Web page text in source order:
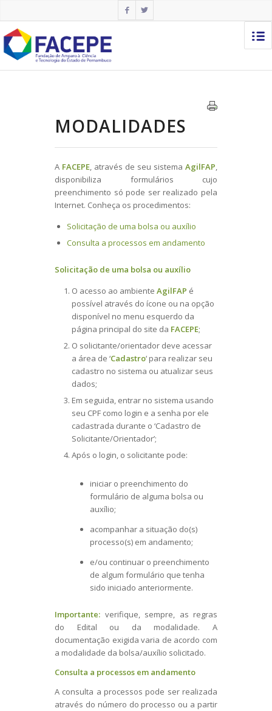
MODALIDADES
A FACEPE, através de seu sistema AgilFAP,
disponibiliza formulários cujo
preenchimento só pode ser realizado pela
Internet. Conheça os procedimentos:
Solicitação de uma bolsa ou auxílio
Consulta a processos em andamento
Solicitação de uma bolsa ou auxílio
O acesso ao ambiente AgilFAP é
possível através do ícone ou na opção
disponível no menu esquerdo da
página principal do site da FACEPE;
O solicitante/orientador deve acessar
a área de ‘Cadastro‘ para realizar seu
cadastro no sistema ou atualizar seus
dados;
Em seguida, entrar no sistema usando
seu CPF como login e a senha por ele
cadastrada durante o ‘Cadastro de
Solicitante/Orientador’;
Após o login, o solicitante pode:
iniciar o preenchimento do
formulário de alguma bolsa ou
auxílio;
acompanhar a situação do(s)
processo(s) em andamento;
e/ou continuar o preenchimento
de algum formulário que tenha
sido iniciado anteriormente.
Importante: verifique, sempre, as regras
do Edital ou da modalidade. A
documentação exigida varia de acordo com
a modalidade da bolsa/auxílio solicitado.
Consulta a processos em andamento
A consulta a processos pode ser realizada
através do número do processo ou a partir